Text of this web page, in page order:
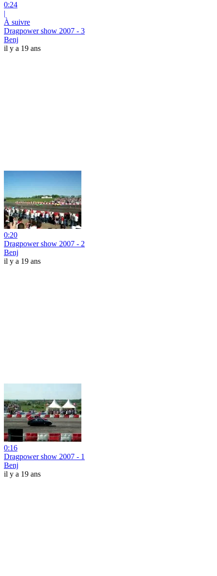
0:24
|
À suivre
Dragpower show 2007 - 3
Benj
il y a 19 ans
0:20
Dragpower show 2007 - 2
Benj
il y a 19 ans
0:16
Dragpower show 2007 - 1
Benj
il y a 19 ans